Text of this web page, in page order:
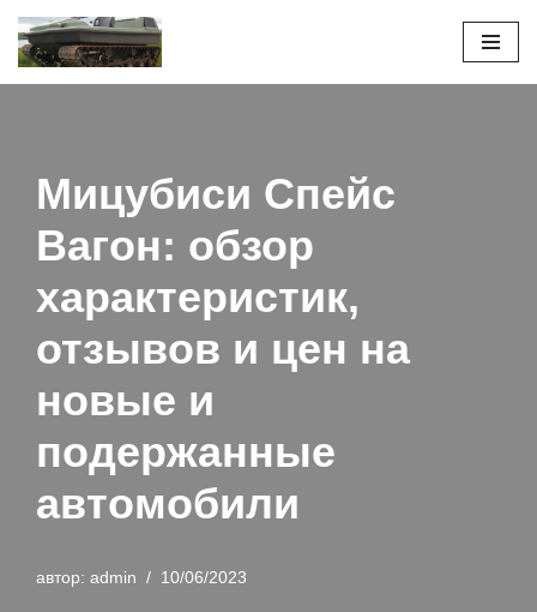
Перейти
Мицубиси Спейс
Вагон: обзор
характеристик,
отзывов и цен на
новые и
подержанные
автомобили
автор: admin 10/06/2023